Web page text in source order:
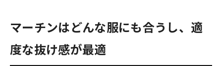
マーチンはどんな服にも合うし、適
度な抜け感が最適